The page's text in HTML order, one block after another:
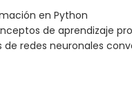
en Python
de aprendizaje
redes neuronales